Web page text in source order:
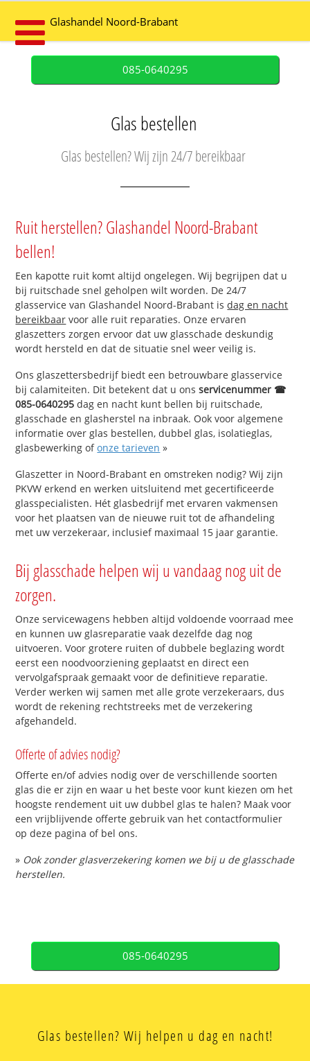
Glashandel Noord-Brabant
085-0640295
Glas bestellen
Glas bestellen? Wij zijn 24/7 bereikbaar
Ruit herstellen? Glashandel Noord-Brabant
bellen!
Een kapotte ruit komt altijd ongelegen. Wij begrijpen dat u
bij ruitschade snel geholpen wilt worden. De 24/7
glasservice van Glashandel Noord-Brabant isdag en nacht
bereikbaar voor alle ruit reparaties. Onze ervaren
glaszetters zorgen ervoor dat uw glasschade deskundig
wordt hersteld en dat de situatie snel weer veilig is.
Ons glaszettersbedrijf biedt een betrouwbare glasservice
bij calamiteiten. Dit betekent dat u onsservicenummer ☎
085-0640295 dag en nacht kunt bellen bij ruitschade,
glasschade en glasherstel na inbraak. Ook voor algemene
informatie over glas bestellen, dubbel glas, isolatieglas,
glasbewerking ofonze tarieven »
Glaszetter in Noord-Brabant en omstreken nodig? Wij zijn
PKVW erkend en werken uitsluitend met gecertificeerde
glasspecialisten. Hét glasbedrijf met ervaren vakmensen
voor het plaatsen van de nieuwe ruit tot de afhandeling
met uw verzekeraar, inclusief maximaal 15 jaar garantie.
Bij glasschade helpen wij u vandaag nog uit de
zorgen.
Onze servicewagens hebben altijd voldoende voorraad mee
en kunnen uw glasreparatie vaak dezelfde dag nog
uitvoeren. Voor grotere ruiten of dubbele beglazing wordt
eerst een noodvoorziening geplaatst en direct een
vervolgafspraak gemaakt voor de definitieve reparatie.
Verder werken wij samen met alle grote verzekeraars, dus
wordt de rekening rechtstreeks met de verzekering
afgehandeld.
Offerte of advies nodig?
Offerte en/of advies nodig over de verschillende soorten
glas die er zijn en waar u het beste voor kunt kiezen om het
hoogste rendement uit uw dubbel glas te halen? Maak voor
een vrijblijvende offerte gebruik van het contactformulier
op deze pagina of bel ons.
» Ook zonder glasverzekering komen we bij u de glasschade
herstellen.
085-0640295
Glas bestellen? Wij helpen u dag en nacht!